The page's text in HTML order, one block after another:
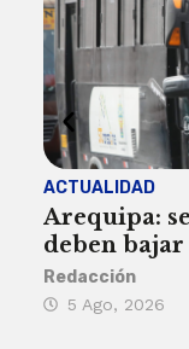
ACTUALIDAD
Arequipa:
deben bajar
Redacción
5 Ago, 2026